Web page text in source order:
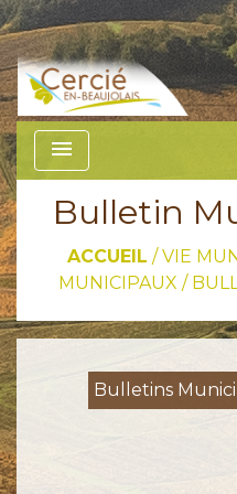
menu
Bulletin
ACCUEIL /VIE
MUNICIPAUX /
Bulletins